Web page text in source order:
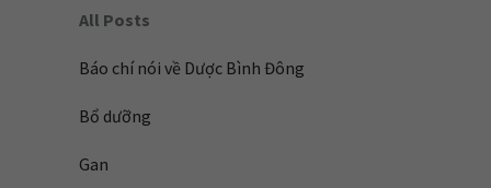
All Posts
Báo chí nói về Dược Bình Đông
Bổ dưỡng
Gan